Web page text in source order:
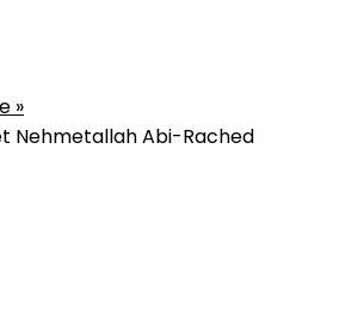
»
Nehmetallah Abi-Rached